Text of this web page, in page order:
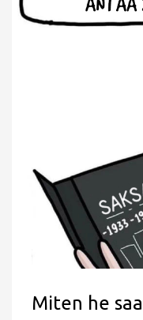
Miten he